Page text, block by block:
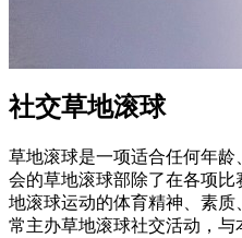
社交草地滚球
草地滚球是一项适合任何年
会的草地滚球部除了在各项
地滚球运动的体育精神、素
常主办草地滚球社交活动，